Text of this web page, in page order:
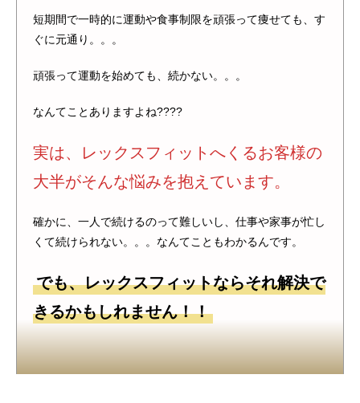
短期間で一時的に運動や食事制限を頑張って痩せても、す
ぐに元通り。。。
頑張って運動を始めても、続かない。。。
なんてことありますよね????
実は、レックスフィットへくるお客様の
大半がそんな悩みを抱えています。
確かに、一人で続けるのって難しいし、仕事や家事が忙し
くて続けられない。。。なんてこともわかるんです。
でも、レックスフィットならそれ解決で
きるかもしれません！！